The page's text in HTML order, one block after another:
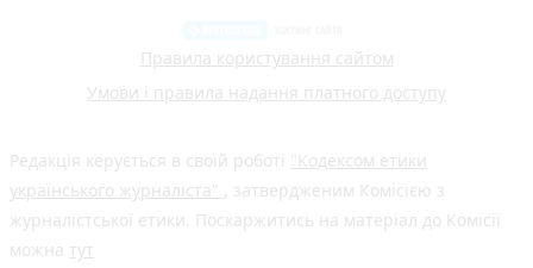
Правила користування сайтом
Умови і правила надання платного доступу
Редакція керується в своїй роботі "Кодексом етики
українського журналіста" , затвердженим Комісією з
журналістської етики. Поскаржитись на матеріал до Комісії
можна тут